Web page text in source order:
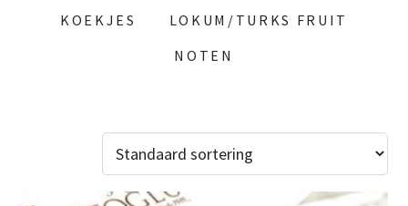
KOEKJES
LOKUM/TURKS FRUIT
NOTEN